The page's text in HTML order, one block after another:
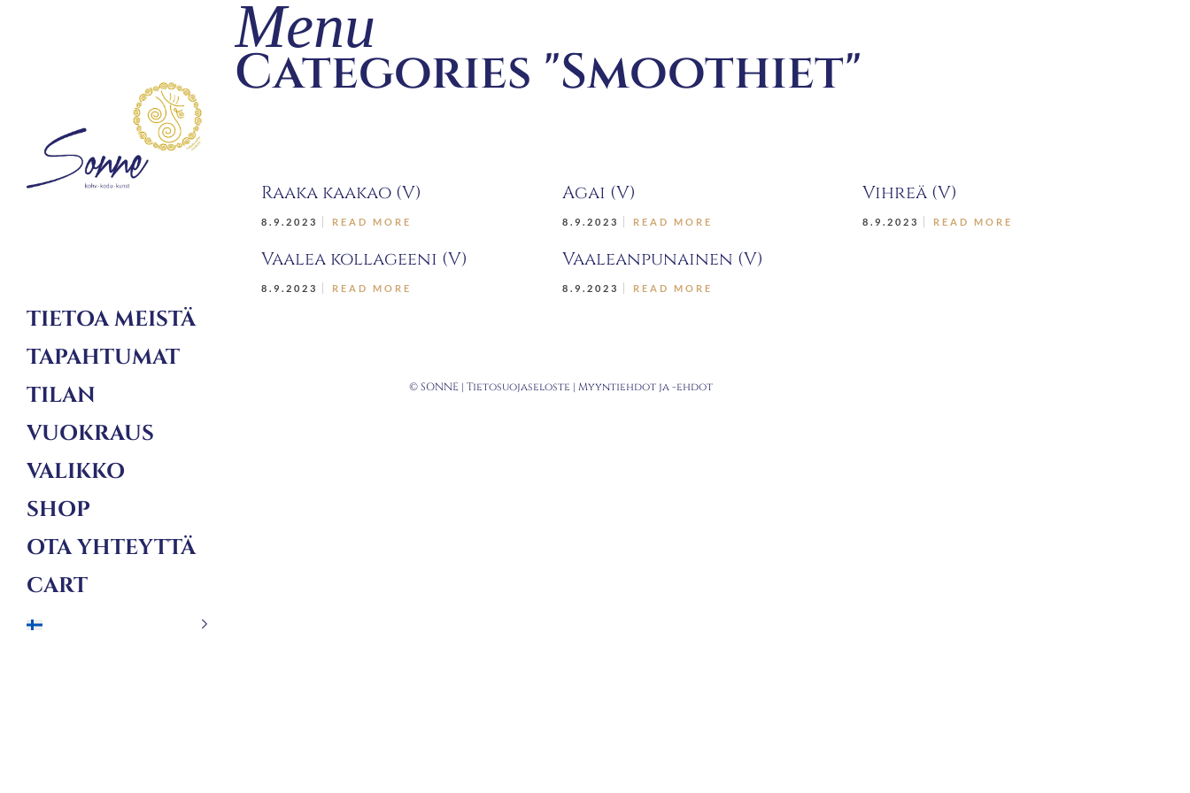
TIETOA MEISTÄ
TAPAHTUMAT
TILAN
VUOKRAUS
VALIKKO
SHOP
OTA YHTEYTTÄ
CART
Menu
Categories "Smoothiet"
Raaka kaakao (V)
8.9.2023 READ MORE
Agai (V)
8.9.2023 READ MORE
Vihreä (V)
8.9.2023 READ MORE
Vaalea kollageeni (V)
8.9.2023 READ MORE
Vaaleanpunainen (V)
8.9.2023 READ MORE
© SONNE | Tietosuojaseloste | Myyntiehdot ja -ehdot